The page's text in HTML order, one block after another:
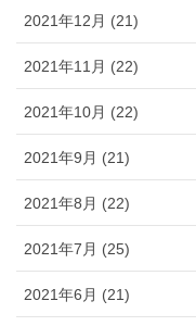
2021年12月 (21)
2021年11月 (22)
2021年10月 (22)
2021年9月 (21)
2021年8月 (22)
2021年7月 (25)
2021年6月 (21)